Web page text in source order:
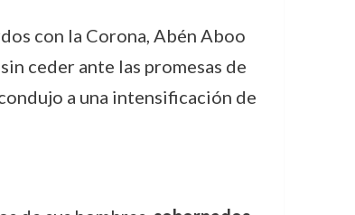
con la Corona, Abén Aboo
ceder ante las promesas de
a una intensificación de